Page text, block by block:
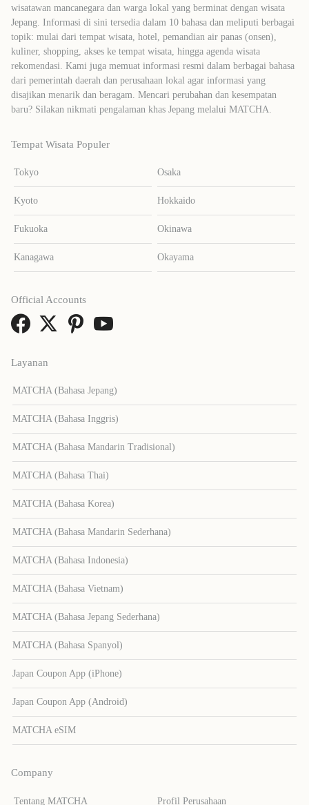
wisatawan mancanegara dan warga lokal yang berminat dengan wisata
Jepang. Informasi di sini tersedia dalam 10 bahasa dan meliputi berbagai
topik: mulai dari tempat wisata, hotel, pemandian air panas (onsen),
kuliner, shopping, akses ke tempat wisata, hingga agenda wisata
rekomendasi. Kami juga memuat informasi resmi dalam berbagai bahasa
dari pemerintah daerah dan perusahaan lokal agar informasi yang
disajikan menarik dan beragam. Mencari perubahan dan kesempatan
baru? Silakan nikmati pengalaman khas Jepang melalui MATCHA.
Tempat Wisata Populer
Tokyo Osaka
Kyoto Hokkaido
Fukuoka Okinawa
Kanagawa Okayama
Layanan
MATCHA (Bahasa Jepang)
MATCHA (Bahasa Inggris)
MATCHA (Bahasa Mandarin Tradisional)
MATCHA (Bahasa Thai)
MATCHA (Bahasa Korea)
MATCHA (Bahasa Mandarin Sederhana)
MATCHA (Bahasa Indonesia)
MATCHA (Bahasa Vietnam)
MATCHA (Bahasa Jepang Sederhana)
MATCHA (Bahasa Spanyol)
Japan Coupon App (iPhone)
Japan Coupon App (Android)
MATCHA eSIM
Company
Tentang MATCHA Profil Perusahaan
Official Accounts